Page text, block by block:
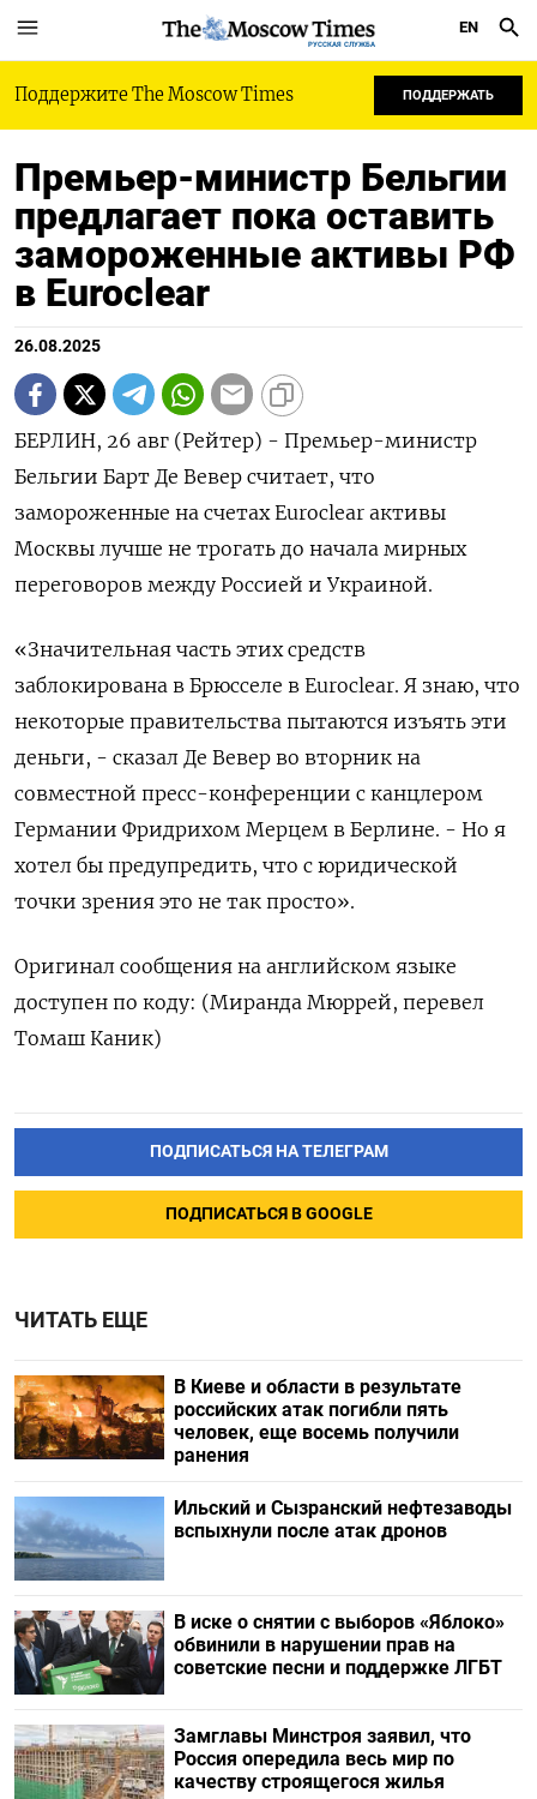
РУССКАЯ СЛУЖБА
EN
Поддержите The Moscow Times ПОДДЕРЖАТЬ
Премьер-министр Бельгии
предлагает пока оставить
замороженные активы РФ
в Euroclear
26.08.2025
БЕРЛИН, 26 авг (Рейтер) - Премьер-министр
Бельгии Барт Де Вевер считает, что
замороженные на счетах Euroclear активы
Москвы лучше не трогать до начала мирных
переговоров между Россией и Украиной.
«Значительная часть этих средств
заблокирована в Брюсселе в Euroclear. Я знаю, что
некоторые правительства пытаются изъять эти
деньги, - сказал Де Вевер во вторник на
совместной пресс-конференции с канцлером
Германии Фридрихом Мерцем в Берлине. - Но я
хотел бы предупредить, что с юридической
точки зрения это не так просто».
Оригинал сообщения на английском языке
доступен по коду: (Миранда Мюррей, перевел
Томаш Каник)
ПОДПИСАТЬСЯ НА ТЕЛЕГРАМ
ПОДПИСАТЬСЯ В GOOGLE
ЧИТАТЬ ЕЩЕ
В Киеве и области в результате
российских атак погибли пять
человек, еще восемь получили
ранения
Ильский и Сызранский нефтезаводы
вспыхнули после атак дронов
В иске о снятии с выборов «Яблоко»
обвинили в нарушении прав на
советские песни и поддержке ЛГБТ
Замглавы Минстроя заявил, что
Россия опередила весь мир по
качеству строящегося жилья